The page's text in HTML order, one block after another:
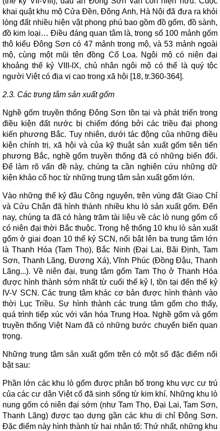
khai quật khu mộ Cửa Đền, Đông Anh, Hà Nội đã đưa ra khỏi
lòng đất nhiều hiện vật phong phú bao gồm đồ gốm, đồ sành,
đồ kim loại… Điều đáng quan tâm là, trong số 100 mảnh gốm
thô kiểu Đông Sơn có 47 mảnh trong mộ, và 53 mảnh ngoài
mộ, cùng một mũi tên đồng Cổ Loa. Ngôi mộ có niên đại
khoảng thế kỷ VIII-IX, chủ nhân ngôi mộ có thể là quý tộc
người Việt có địa vị cao trong xã hội [18, tr.360-364].
2.3. Các trung tâm sản xuất gốm
Nghề gốm truyền thống Đông Sơn tồn tại và phát triển trong
điều kiện đất nước bị chiếm đóng bởi các triều đại phong
kiến phương Bắc. Tuy nhiên, dưới tác động của những điều
kiện chính trị, xã hội và của kỹ thuật sản xuất gốm tiên tiến
phương Bắc, nghề gốm truyền thống đã có những biến đổi.
Để làm rõ vấn đề này, chúng ta cần nghiên cứu những dữ
kiện khảo cổ học từ những trung tâm sản xuất gốm lớn.
Vào những thế kỷ đầu Công nguyên, trên vùng đất Giao Chỉ
và Cửu Chân đã hình thành nhiều khu lò sản xuất gốm. Đến
nay, chúng ta đã có hàng trăm tài liệu về các lò nung gốm cổ
có niên đại thời Bắc thuộc. Trong hệ thống 10 khu lò sản xuất
gốm ở giai đoạn 10 thế kỷ SCN, nổi bật lên ba trung tâm lớn
là Thanh Hóa (Tam Thọ), Bắc Ninh (Đại Lai, Bãi Định, Tam
Sơn, Thanh Lãng, Đương Xá), Vĩnh Phúc (Đồng Đậu, Thanh
Lãng...). Về niên đại, trung tâm gốm Tam Thọ ở Thanh Hóa
được hình thành sớm nhất từ cuối thế kỷ I, tồn tại đến thế kỷ
IV-V SCN. Các trung tâm khác cơ bản được hình thành vào
thời Lục Triều. Sự hình thành các trung tâm gốm cho thấy,
quá trình tiếp xúc với văn hóa Trung Hoa. Nghề gốm và gốm
truyền thống Việt Nam đã có những bước chuyển biến quan
trọng.
Những trung tâm sản xuất gốm trên có một số đặc điểm nổi
bật sau:
Phần lớn các khu lò gốm được phân bố trong khu vực cư trú
của các cư dân Việt cổ đã sinh sống từ kim khí. Những khu lò
nung gốm có niên đại sớm (như Tam Thọ, Đại Lai, Tam Sơn,
Thanh Lãng) được tạo dựng gần các khu di chỉ Đông Sơn.
Đặc điểm này hình thành từ hai nhân tố: Thứ nhất, những khu